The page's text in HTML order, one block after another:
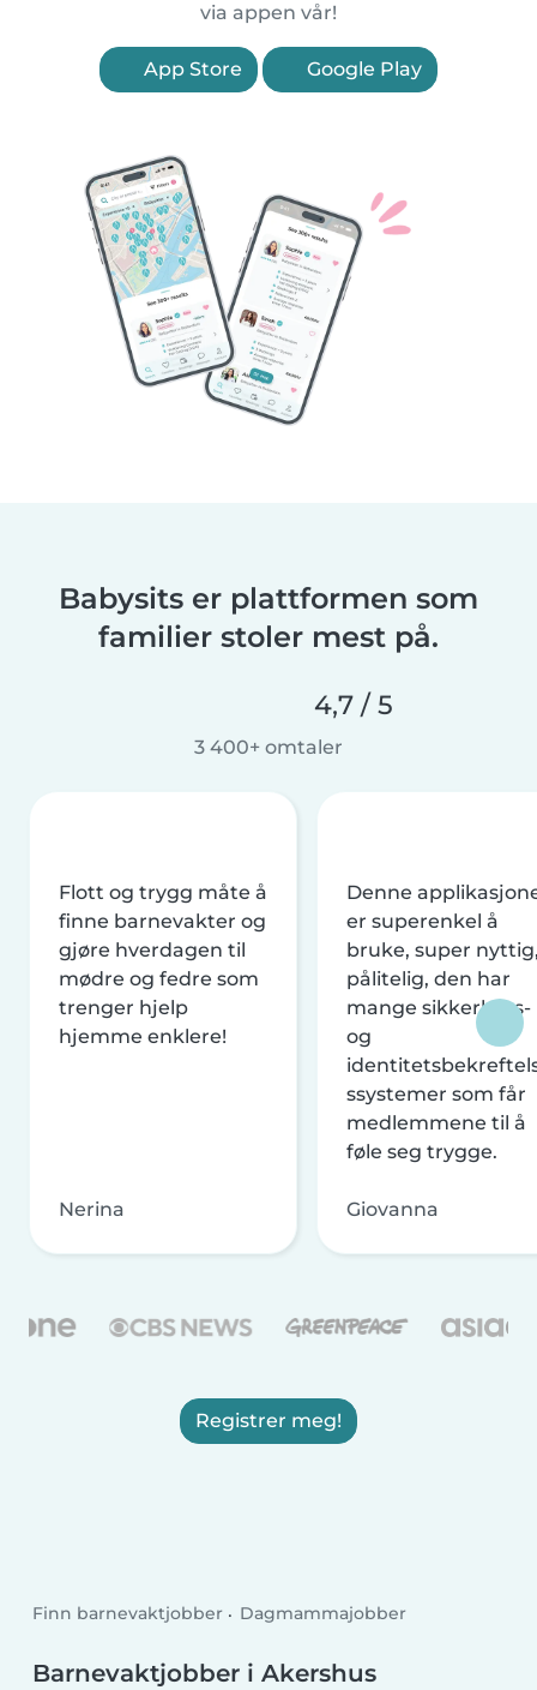
via appen vår!
App Store Google Play
Babysits er plattformen som
familier stoler mest på.
4,7 / 5
3 400+ omtaler
Flott og trygg måte å
finne barnevakter og
gjøre hverdagen til
mødre og fedre som
trenger hjelp
hjemme enklere!
Nerina
Denne
er superenkel å
bruke, super
pålitelig, den har
mange sikkerhets-
og
ssystemer som får
medlemmene til å
føle seg trygge.
Giovanna
Registrer meg!
Finn barnevaktjobber Dagmammajobber
Barnevaktjobber i Akershus